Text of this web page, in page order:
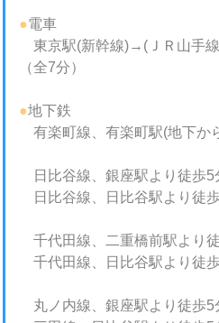
●電車
東京駅(新幹線)→(ＪＲ山手
（全7分）
●地下鉄
有楽町線、有楽町駅(地下か
日比谷線、銀座駅より徒歩5
日比谷線、日比谷駅より徒
千代田線、二重橋前駅より
千代田線、日比谷駅より徒
丸ノ内線、銀座駅より徒歩5